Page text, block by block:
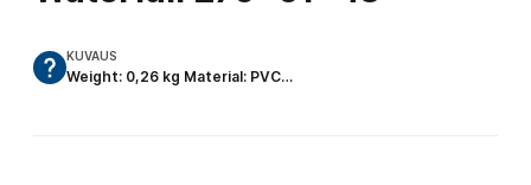
KUVAUS
Weight: 0,26 kg Material: PVC…